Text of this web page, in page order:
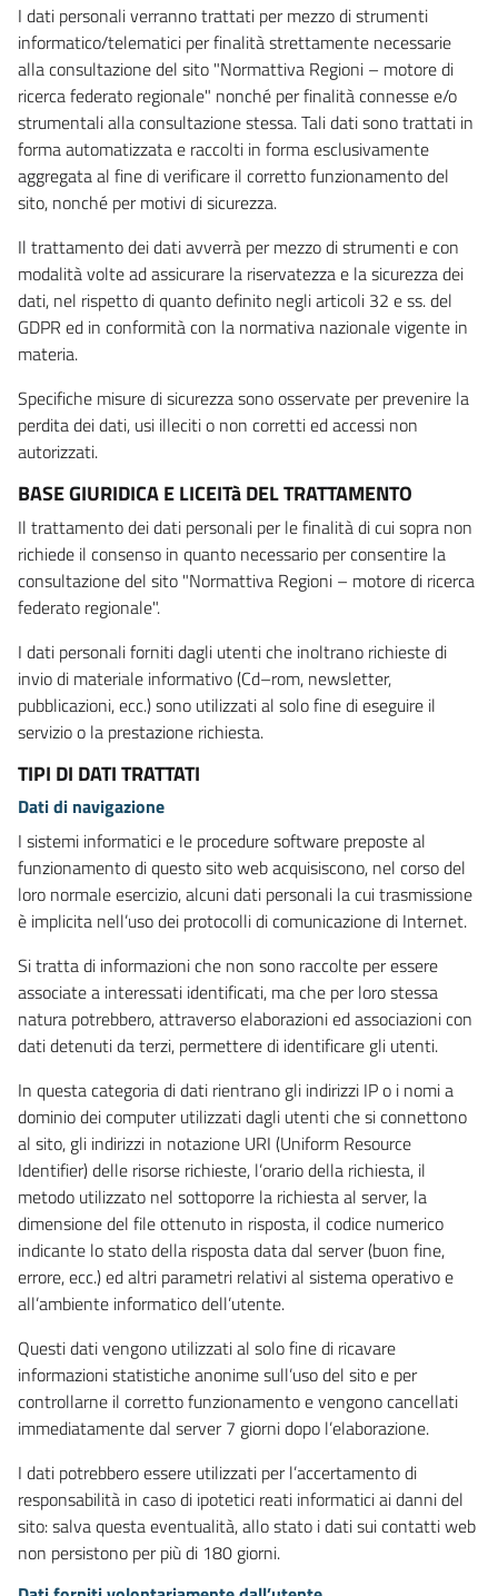
I dati personali verranno trattati per mezzo di strumenti
informatico/telematici per finalità strettamente necessarie
alla consultazione del sito "Normattiva Regioni – motore di
ricerca federato regionale" nonché per finalità connesse e/o
strumentali alla consultazione stessa. Tali dati sono trattati in
forma automatizzata e raccolti in forma esclusivamente
aggregata al fine di verificare il corretto funzionamento del
sito, nonché per motivi di sicurezza.
Il trattamento dei dati avverrà per mezzo di strumenti e con
modalità volte ad assicurare la riservatezza e la sicurezza dei
dati, nel rispetto di quanto definito negli articoli 32 e ss. del
GDPR ed in conformità con la normativa nazionale vigente in
materia.
Specifiche misure di sicurezza sono osservate per prevenire la
perdita dei dati, usi illeciti o non corretti ed accessi non
autorizzati.
BASE GIURIDICA E LICEITà DEL TRATTAMENTO
Il trattamento dei dati personali per le finalità di cui sopra non
richiede il consenso in quanto necessario per consentire la
consultazione del sito "Normattiva Regioni – motore di ricerca
federato regionale".
I dati personali forniti dagli utenti che inoltrano richieste di
invio di materiale informativo (Cd–rom, newsletter,
pubblicazioni, ecc.) sono utilizzati al solo fine di eseguire il
servizio o la prestazione richiesta.
TIPI DI DATI TRATTATI
Dati di navigazione
I sistemi informatici e le procedure software preposte al
funzionamento di questo sito web acquisiscono, nel corso del
loro normale esercizio, alcuni dati personali la cui trasmissione
è implicita nell’uso dei protocolli di comunicazione di Internet.
Si tratta di informazioni che non sono raccolte per essere
associate a interessati identificati, ma che per loro stessa
natura potrebbero, attraverso elaborazioni ed associazioni con
dati detenuti da terzi, permettere di identificare gli utenti.
In questa categoria di dati rientrano gli indirizzi IP o i nomi a
dominio dei computer utilizzati dagli utenti che si connettono
al sito, gli indirizzi in notazione URI (Uniform Resource
Identifier) delle risorse richieste, l’orario della richiesta, il
metodo utilizzato nel sottoporre la richiesta al server, la
dimensione del file ottenuto in risposta, il codice numerico
indicante lo stato della risposta data dal server (buon fine,
errore, ecc.) ed altri parametri relativi al sistema operativo e
all’ambiente informatico dell’utente.
Questi dati vengono utilizzati al solo fine di ricavare
informazioni statistiche anonime sull’uso del sito e per
controllarne il corretto funzionamento e vengono cancellati
immediatamente dal server 7 giorni dopo l’elaborazione.
I dati potrebbero essere utilizzati per l’accertamento di
responsabilità in caso di ipotetici reati informatici ai danni del
sito: salva questa eventualità, allo stato i dati sui contatti web
non persistono per più di 180 giorni.